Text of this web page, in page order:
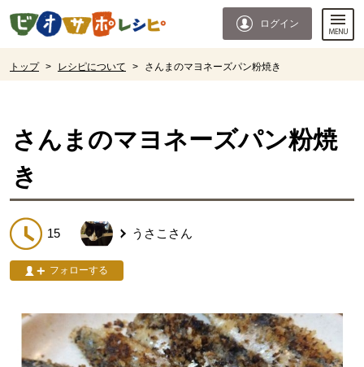
ページの先頭です。
ログイン
トップ > レシピについて > さんまのマヨネーズパン粉焼き
さんまのマヨネーズパン粉焼
き
15 うさこ さん
フォローする